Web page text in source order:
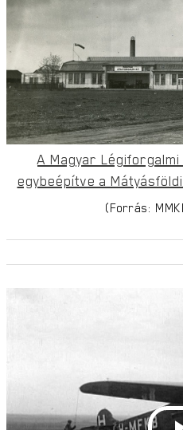
A Magyar
egybeépítve a
(Forrás: